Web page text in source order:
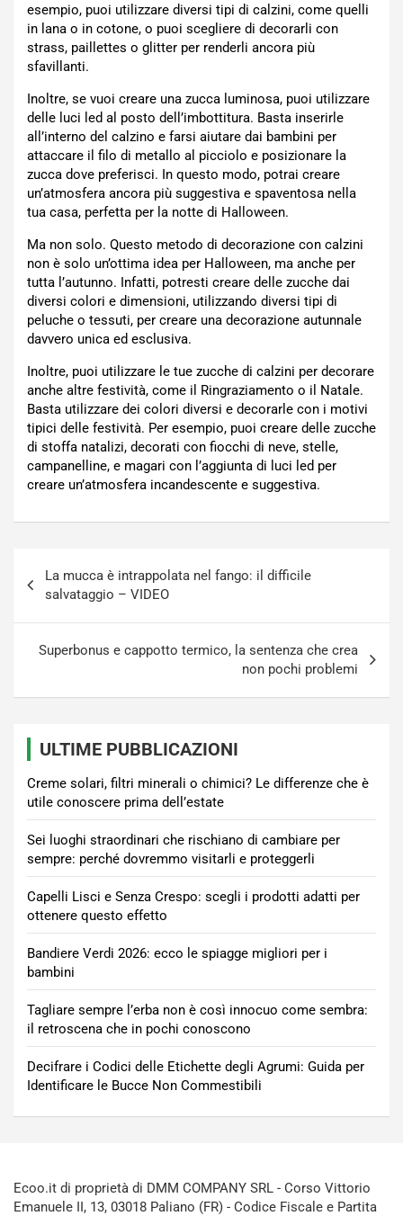
esempio, puoi utilizzare diversi tipi di calzini, come quelli
in lana o in cotone, o puoi scegliere di decorarli con
strass, paillettes o glitter per renderli ancora più
sfavillanti.
Inoltre, se vuoi creare una zucca luminosa, puoi utilizzare
delle luci led al posto dell’imbottitura. Basta inserirle
all’interno del calzino e farsi aiutare dai bambini per
attaccare il filo di metallo al picciolo e posizionare la
zucca dove preferisci. In questo modo, potrai creare
un’atmosfera ancora più suggestiva e spaventosa nella
tua casa, perfetta per la notte di Halloween.
Ma non solo. Questo metodo di decorazione con calzini
non è solo un’ottima idea per Halloween, ma anche per
tutta l’autunno. Infatti, potresti creare delle zucche dai
diversi colori e dimensioni, utilizzando diversi tipi di
peluche o tessuti, per creare una decorazione autunnale
davvero unica ed esclusiva.
Inoltre, puoi utilizzare le tue zucche di calzini per decorare
anche altre festività, come il Ringraziamento o il Natale.
Basta utilizzare dei colori diversi e decorarle con i motivi
tipici delle festività. Per esempio, puoi creare delle zucche
di stoffa natalizi, decorati con fiocchi di neve, stelle,
campanelline, e magari con l’aggiunta di luci led per
creare un’atmosfera incandescente e suggestiva.
articoli
La mucca è intrappolata nel fango: il difficile
salvataggio – VIDEO
Superbonus e cappotto termico, la sentenza che crea
non pochi problemi
ULTIME PUBBLICAZIONI
Creme solari, filtri minerali o chimici? Le differenze che è
utile conoscere prima dell’estate
Sei luoghi straordinari che rischiano di cambiare per
sempre: perché dovremmo visitarli e proteggerli
Capelli Lisci e Senza Crespo: scegli i prodotti adatti per
ottenere questo effetto
Bandiere Verdi 2026: ecco le spiagge migliori per i
bambini
Tagliare sempre l’erba non è così innocuo come sembra:
il retroscena che in pochi conoscono
Decifrare i Codici delle Etichette degli Agrumi: Guida per
Identificare le Bucce Non Commestibili
Ecoo.it di proprietà di DMM COMPANY SRL - Corso Vittorio
Emanuele II, 13, 03018 Paliano (FR) - Codice Fiscale e Partita